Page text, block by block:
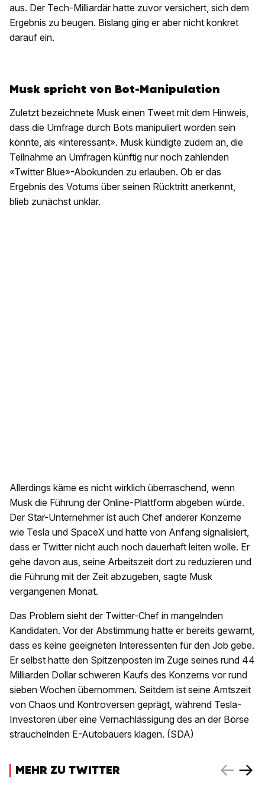
aus. Der Tech-Milliardär hatte zuvor versichert, sich dem
Ergebnis zu beugen. Bislang ging er aber nicht konkret
darauf ein.
Musk spricht von Bot-Manipulation
Zuletzt bezeichnete Musk einen Tweet mit dem Hinweis,
dass die Umfrage durch Bots manipuliert worden sein
könnte, als «interessant». Musk kündigte zudem an, die
Teilnahme an Umfragen künftig nur noch zahlenden
«Twitter Blue»-Abokunden zu erlauben. Ob er das
Ergebnis des Votums über seinen Rücktritt anerkennt,
blieb zunächst unklar.
Allerdings käme es nicht wirklich überraschend, wenn
Musk die Führung der Online-Plattform abgeben würde.
Der Star-Unternehmer ist auch Chef anderer Konzerne
wie Tesla und SpaceX und hatte von Anfang signalisiert,
dass er Twitter nicht auch noch dauerhaft leiten wolle. Er
gehe davon aus, seine Arbeitszeit dort zu reduzieren und
die Führung mit der Zeit abzugeben, sagte Musk
vergangenen Monat.
Das Problem sieht der Twitter-Chef in mangelnden
Kandidaten. Vor der Abstimmung hatte er bereits gewarnt,
dass es keine geeigneten Interessenten für den Job gebe.
Er selbst hatte den Spitzenposten im Zuge seines rund 44
Milliarden Dollar schweren Kaufs des Konzerns vor rund
sieben Wochen übernommen. Seitdem ist seine Amtszeit
von Chaos und Kontroversen geprägt, während Tesla-
Investoren über eine Vernachlässigung des an der Börse
strauchelnden E-Autobauers klagen. (SDA)
MEHR ZU TWITTER